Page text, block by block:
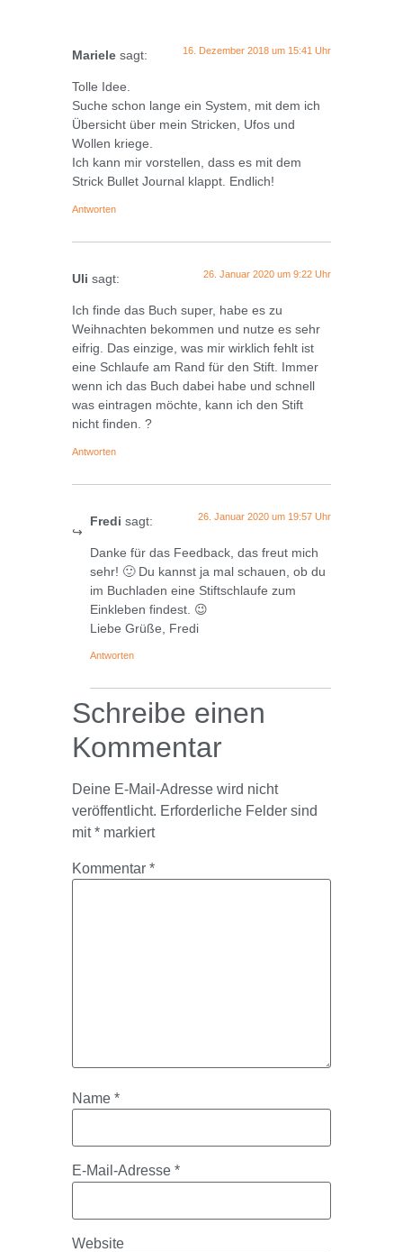
Mariele sagt: 16. Dezember 2018 um 15:41 Uhr
Tolle Idee.
Suche schon lange ein System, mit dem ich
Übersicht über mein Stricken, Ufos und
Wollen kriege.
Ich kann mir vorstellen, dass es mit dem
Strick Bullet Journal klappt. Endlich!
Antworten
Uli sagt: 26. Januar 2020 um 9:22 Uhr
Ich finde das Buch super, habe es zu
Weihnachten bekommen und nutze es sehr
eifrig. Das einzige, was mir wirklich fehlt ist
eine Schlaufe am Rand für den Stift. Immer
wenn ich das Buch dabei habe und schnell
was eintragen möchte, kann ich den Stift
nicht finden. ?
Antworten
Fredi sagt: 26. Januar 2020 um 19:57 Uhr
Danke für das Feedback, das freut mich
sehr! 🙂 Du kannst ja mal schauen, ob du
im Buchladen eine Stiftschlaufe zum
Einkleben findest. 😉
Liebe Grüße, Fredi
Antworten
Schreibe einen
Kommentar
Deine E-Mail-Adresse wird nicht
veröffentlicht. Erforderliche Felder sind
mit* markiert
Kommentar *
Name *
E-Mail-Adresse *
Website